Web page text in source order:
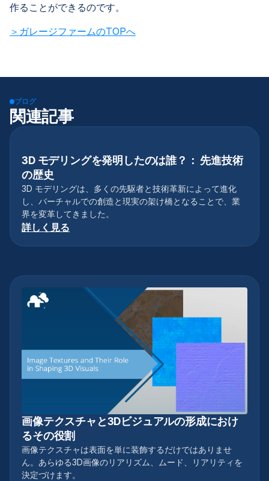
作ることができるのです。
＞ガレージファームのTOPへ
ブログ
関連記事
3Dモデリング
3D モデリングを発明したのは誰？： 先進技術
の歴史
3D モデリングは、多くの先駆者と技術革新によって進化
し、バーチャルでの創造と現実の架け橋となることで、業
界を変革してきました。
詳しく見る
3Dモデリング
画像テクスチャと3Dビジュアルの形成におけ
るその役割
画像テクスチャは表面を単に装飾するだけではありませ
ん。あらゆる3D画像のリアリズム、ムード、リアリティを
決定づけます。